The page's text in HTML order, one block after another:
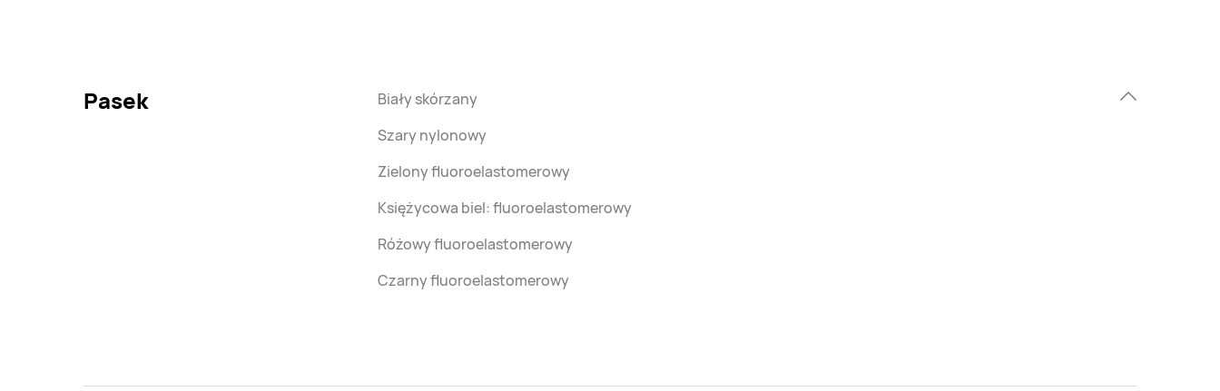
Pasek
Biały skórzany
Szary nylonowy
Zielony fluoroelastomerowy
Księżycowa biel: fluoroelastomerowy
Różowy fluoroelastomerowy
Czarny fluoroelastomerowy